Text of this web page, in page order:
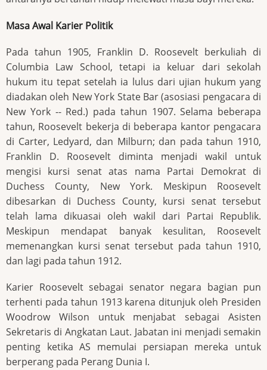
Masa Awal Karier Politik
Pada tahun 1905, Franklin D. Roosevelt berkuliah di
Columbia Law School, tetapi ia keluar dari sekolah
hukum itu tepat setelah ia lulus dari ujian hukum yang
diadakan oleh New York State Bar (asosiasi pengacara di
New York -- Red.) pada tahun 1907. Selama beberapa
tahun, Roosevelt bekerja di beberapa kantor pengacara
di Carter, Ledyard, dan Milburn; dan pada tahun 1910,
Franklin D. Roosevelt diminta menjadi wakil untuk
mengisi kursi senat atas nama Partai Demokrat di
Duchess County, New York. Meskipun Roosevelt
dibesarkan di Duchess County, kursi senat tersebut
telah lama dikuasai oleh wakil dari Partai Republik.
Meskipun mendapat banyak kesulitan, Roosevelt
memenangkan kursi senat tersebut pada tahun 1910,
dan lagi pada tahun 1912.
Karier Roosevelt sebagai senator negara bagian pun
terhenti pada tahun 1913 karena ditunjuk oleh Presiden
Woodrow Wilson untuk menjabat sebagai Asisten
Sekretaris di Angkatan Laut. Jabatan ini menjadi semakin
penting ketika AS memulai persiapan mereka untuk
berperang pada Perang Dunia I.